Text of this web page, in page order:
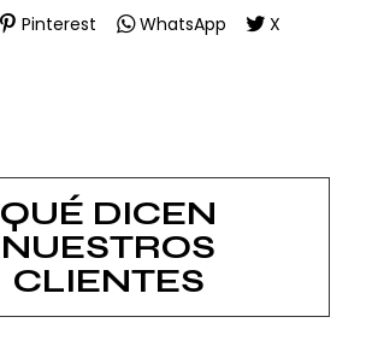
Pinterest WhatsApp X
QUÉ DICEN
NUESTROS
CLIENTES